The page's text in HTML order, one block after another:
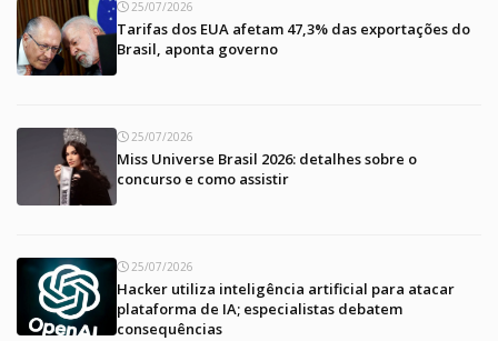
25/07/2026
Tarifas dos EUA afetam 47,3% das exportações do
Brasil, aponta governo
25/07/2026
Miss Universe Brasil 2026: detalhes sobre o
concurso e como assistir
25/07/2026
Hacker utiliza inteligência artificial para atacar
plataforma de IA; especialistas debatem
consequências